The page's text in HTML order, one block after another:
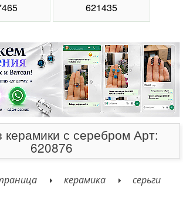
621435
керамики с серебром Арт:
620876
керамика серьги